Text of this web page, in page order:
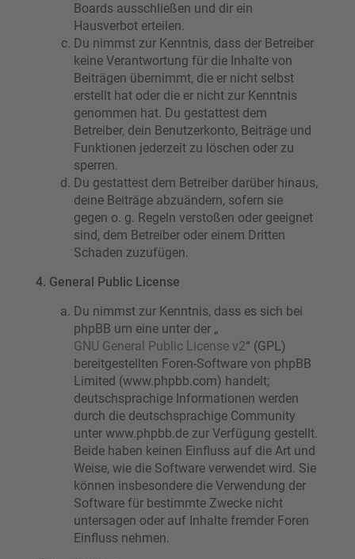
Boards ausschließen und dir ein
Hausverbot erteilen.
Du nimmst zur Kenntnis, dass der Betreiber
keine Verantwortung für die Inhalte von
Beiträgen übernimmt, die er nicht selbst
erstellt hat oder die er nicht zur Kenntnis
genommen hat. Du gestattest dem
Betreiber, dein Benutzerkonto, Beiträge und
Funktionen jederzeit zu löschen oder zu
sperren.
Du gestattest dem Betreiber darüber hinaus,
deine Beiträge abzuändern, sofern sie
gegen o. g. Regeln verstoßen oder geeignet
sind, dem Betreiber oder einem Dritten
Schaden zuzufügen.
4. General Public License
Du nimmst zur Kenntnis, dass es sich bei
phpBB um eine unter der „
GNU General Public License v2“ (GPL)
bereitgestellten Foren-Software von phpBB
Limited (www.phpbb.com) handelt;
deutschsprachige Informationen werden
durch die deutschsprachige Community
unter www.phpbb.de zur Verfügung gestellt.
Beide haben keinen Einfluss auf die Art und
Weise, wie die Software verwendet wird. Sie
können insbesondere die Verwendung der
Software für bestimmte Zwecke nicht
untersagen oder auf Inhalte fremder Foren
Einfluss nehmen.